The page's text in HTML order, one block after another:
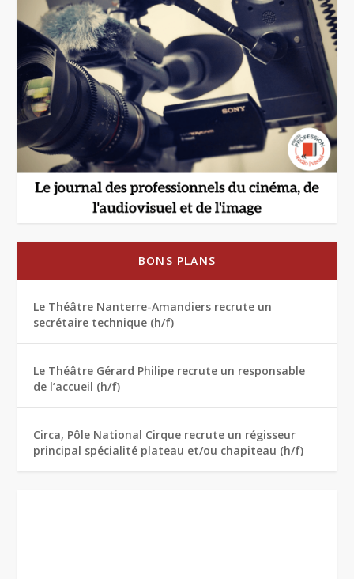
BONS PLANS
Le Théâtre Nanterre-Amandiers recrute un
secrétaire technique (h/f)
Le Théâtre Gérard Philipe recrute un responsable
de l’accueil (h/f)
Circa, Pôle National Cirque recrute un régisseur
principal spécialité plateau et/ou chapiteau (h/f)